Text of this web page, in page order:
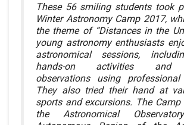
These 56 smiling students took
Winter Astronomy Camp 2017,
the theme of “Distances in the
young astronomy enthusiasts
astronomical sessions,
hands-on activities and
observations using professional
They also tried their hand at
sports and excursions. The
the Astronomical